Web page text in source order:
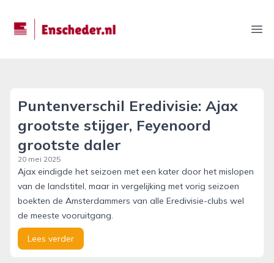
enscheder.nl
Puntenverschil Eredivisie: Ajax
grootste stijger, Feyenoord
grootste daler
20 mei 2025
Ajax eindigde het seizoen met een kater door het mislopen
van de landstitel, maar in vergelijking met vorig seizoen
boekten de Amsterdammers van alle Eredivisie-clubs wel
de meeste vooruitgang.
Lees verder